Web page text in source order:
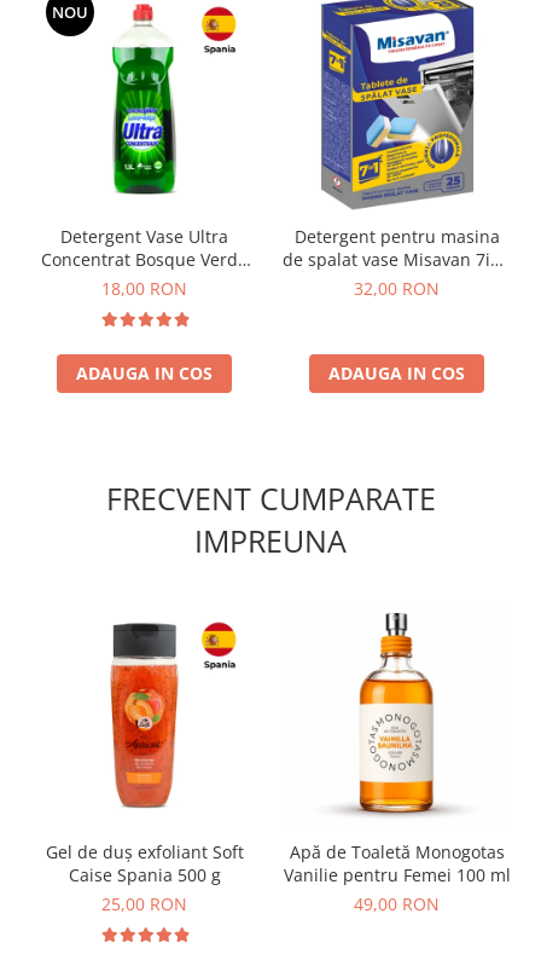
NOU
Detergent Vase Ultra
Concentrat Bosque Verde
Spania 1.3L
18,00 RON
ADAUGA IN COS
Detergent pentru masina
de spalat vase Misavan 7in1
25 tablete
32,00 RON
ADAUGA IN COS
FRECVENT CUMPARATE
IMPREUNA
Gel de duș exfoliant Soft
Caise Spania 500 g
25,00 RON
Apă de Toaletă Monogotas
Vanilie pentru Femei 100 ml
49,00 RON